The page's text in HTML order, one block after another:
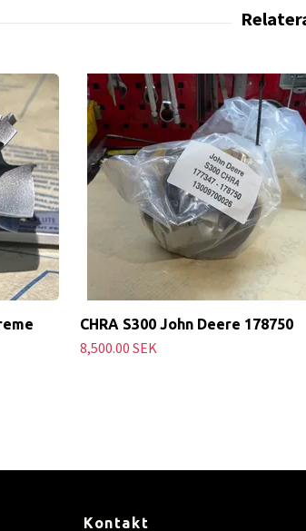
CHRA S300 John Deere 178750
8,500.00 SEK
Kontakt